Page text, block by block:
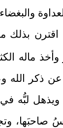
اقترن بذلك
ماله
ذكر الله
لبُّه
صاحبَها،